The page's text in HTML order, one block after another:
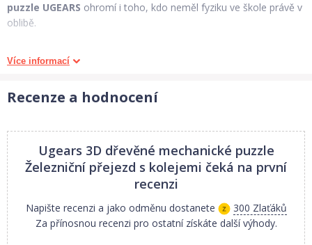
puzzle UGEARS ohromí i toho, kdo neměl fyziku ve škole právě v
oblibě.
Do detailu propracované dřevěné 3D skládačky ukrajinské značky
UGEARSjsou vhodné nejen pro rozvoj motoriky a představivosti,
správné údržbě modely po sestavení plně funkční a pohyblivé a
Sada dřevěných kolejí s pohyblivými závorami je skvělým
doplňkem Ugears lokomotivy či vlakového nádraží. (Lokomotiva a
nádraží nejsou součástí balení).
3D puzzle UGEARS jsou opatřeny podrobným obrázkovým
návodem.
UPOZORNĚNÍ: Pro správné fungování a bezproblémový provoz je
Více informací
Recenze a hodnocení
Ugears 3D dřevěné mechanické puzzle
Železniční přejezd s kolejemi čeká na první
recenzi
Napište recenzi a jako odměnu dostanete
300 Zlaťáků
Za přínosnou recenzi pro ostatní získáte další výhody.